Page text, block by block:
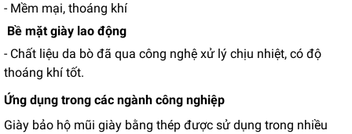
- Mềm mại, thoáng khí
Bề mặt giày lao động
- Chất liệu da bò đã qua công nghệ xử lý chịu nhiệt, có độ
thoáng khí tốt.
Ứng dụng trong các ngành công nghiệp
Giày bảo hộ mũi giày bằng thép được sử dụng trong nhiều